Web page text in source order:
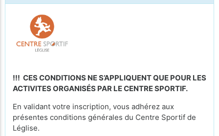
!!! CES CONDITIONS NE S’APPLIQUENT QUE POUR LES
ACTIVITES ORGANISÉS PAR LE CENTRE SPORTIF.
En validant votre inscription, vous adhérez aux
présentes conditions générales du Centre Sportif de
Léglise.